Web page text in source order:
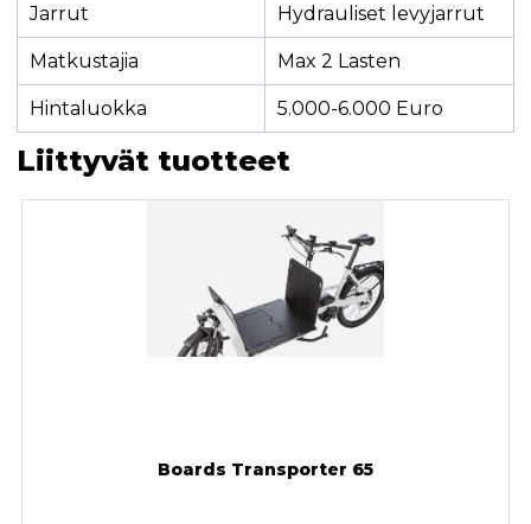
Jarrut Hydrauliset levyjarrut
Matkustajia Max 2 Lasten
Hintaluokka 5.000-6.000 Euro
Liittyvät tuotteet
Boards Transporter 65